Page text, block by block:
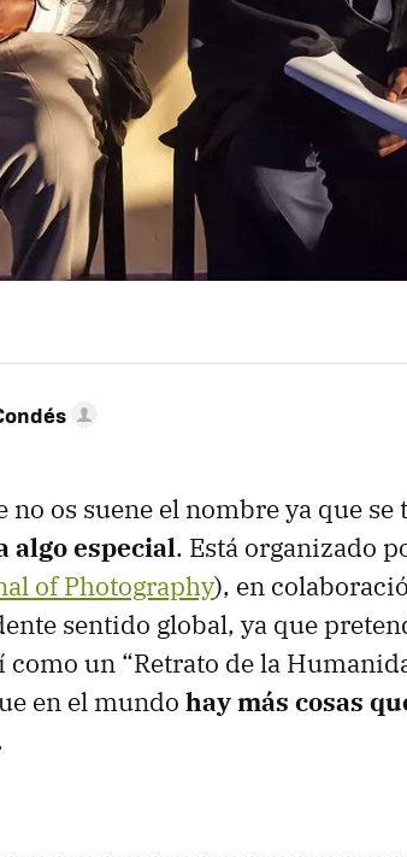
no os suene el nombre ya que se
algo especial. Está organizado
of Photography), en
sentido global, ya que
como un “Retrato de la
en el mundo hay más cosas